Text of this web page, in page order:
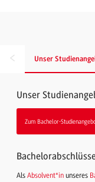
Unser
Unser
Zum Bachelor-
Als Absolvent*in unseres